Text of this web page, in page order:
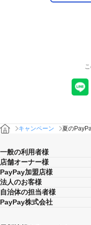
キャンペーン 夏の
一般の利用者様
店舗オーナー様
PayPay加盟店様
法人のお客様
自治体の担当者様
PayPay株式会社